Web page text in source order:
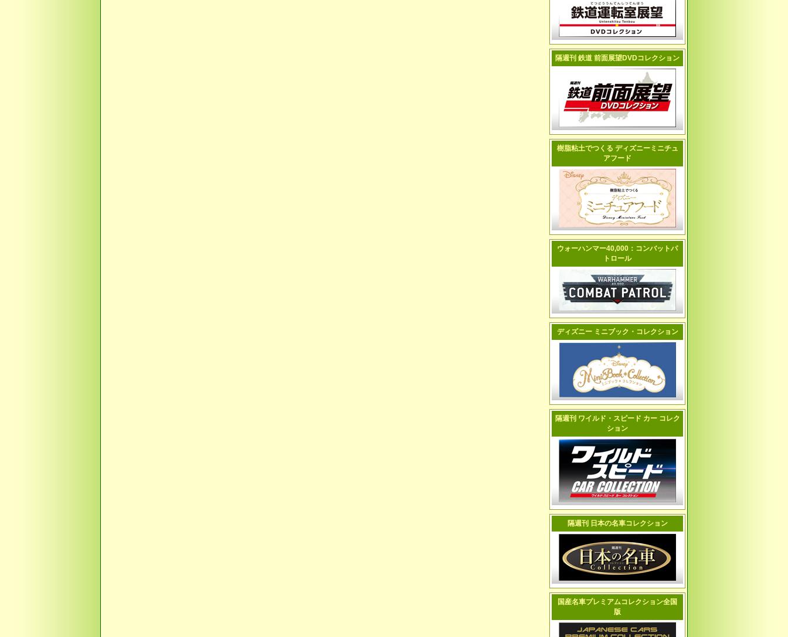
隔週刊 鉄道 前面展望DVDコレクション
樹脂粘土でつくる ディズニーミニチュ
アフード
ウォーハンマー40,000：コンバットパ
トロール
ディズニー ミニブック・コレクション
隔週刊 ワイルド・スピード カー コレク
ション
隔週刊 日本の名車コレクション
国産名車プレミアムコレクション全国
版